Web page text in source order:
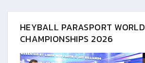
HEYBALL PARASPORT WORLD
CHAMPIONSHIPS 2026